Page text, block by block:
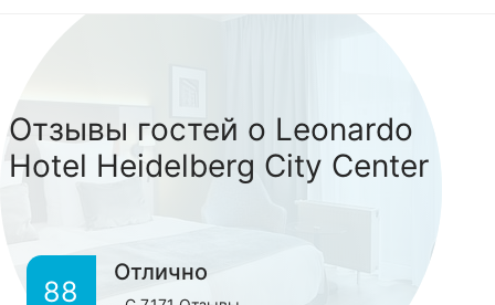
Отзывы гостей о Leonardo
Hotel Heidelberg City Center
88
Отлично